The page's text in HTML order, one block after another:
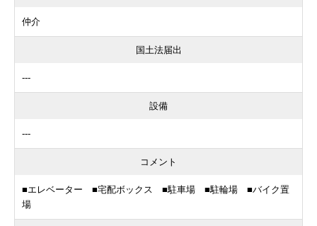
仲介
国土法届出
---
設備
---
コメント
■エレベーター ■宅配ボックス ■駐車場 ■駐輪場 ■バイク置
場